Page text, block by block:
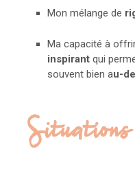
Mon mélange de
Ma capacité à
inspirantqui
souvent bien au-
Situations